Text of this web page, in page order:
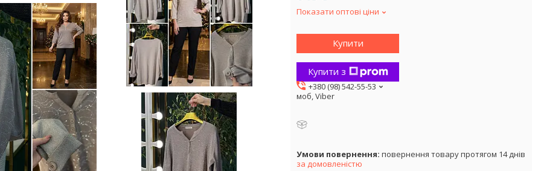
Показати оптові ціни
Купити
Купити з
+380 (98) 542-55-53
моб, Viber
повернення товару протягом 14 днів
за домовленістю